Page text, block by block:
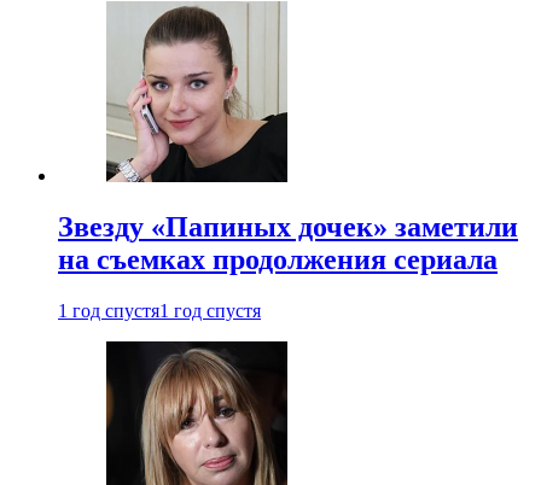
Звезду «Папиных дочек» заметили
на съемках продолжения сериала
1 год спустя1 год спустя